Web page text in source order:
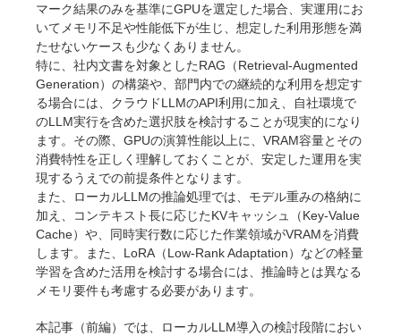
マーク結果のみを基準にGPUを選定した場合、実運用にお
いてメモリ不足や性能低下が生じ、想定した利用形態を満
たせないケースも少なくありません。
特に、社内文書を対象としたRAG（Retrieval-Augmented
Generation）の構築や、部門内での継続的な利用を想定す
る場合には、クラウドLLMのAPI利用に加え、自社環境で
のLLM実行を含めた選択肢を検討することが現実的になり
ます。その際、GPUの演算性能以上に、VRAM容量とその
消費特性を正しく理解しておくことが、安定した運用を実
現するうえでの前提条件となります。
また、ローカルLLMの推論処理では、モデル重みの格納に
加え、コンテキスト長に応じたKVキャッシュ（Key-Value
Cache）や、同時実行数に応じた作業領域がVRAMを消費
します。また、LoRA（Low-Rank Adaptation）などの軽量
学習を含めた活用を検討する場合には、推論時とは異なる
メモリ要件も考慮する必要があります。
本記事（前編）では、ローカルLLM導入の検討段階におい